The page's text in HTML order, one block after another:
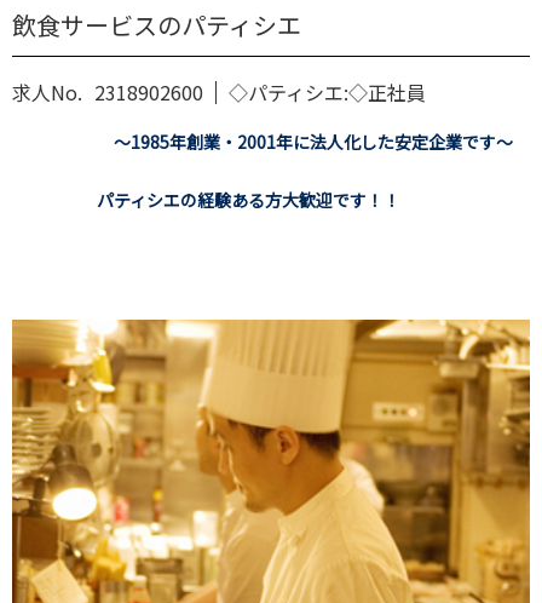
飲食サービスのパティシエ
求人No. 2318902600 ◇パティシエ:◇正社員
～1985年創業・2001年に法人化した安定企業です～
パティシエの経験ある方大歓迎です！！